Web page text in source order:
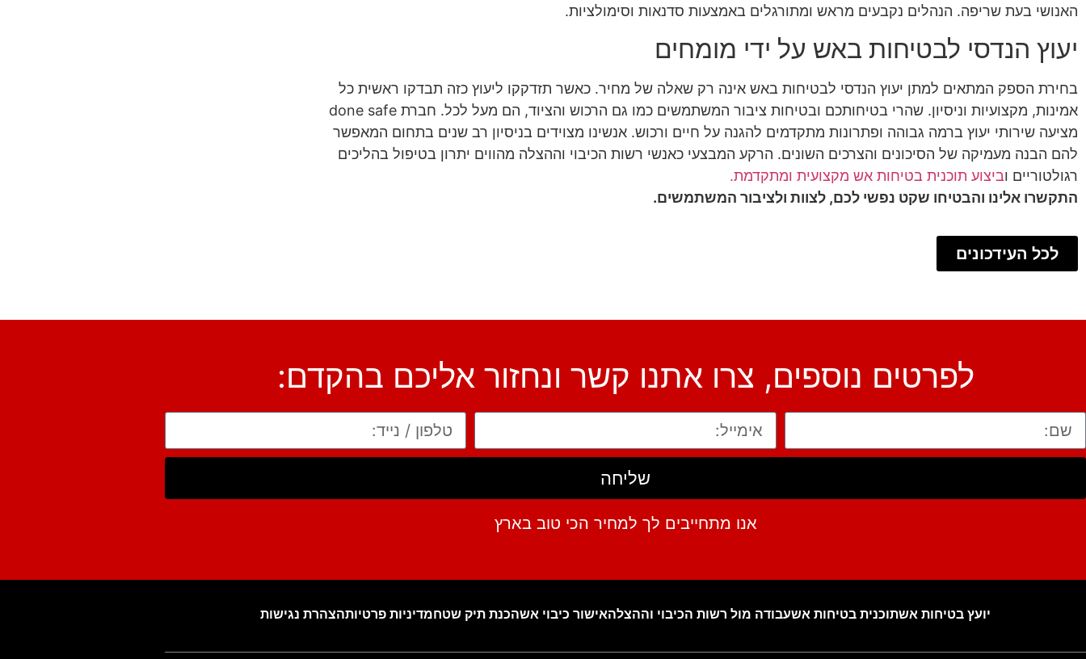
האנושי בעת שריפה. הנהלים נקבעים מראש ומתורגלים באמצעות סדנאות וסימולציות.
יעוץ הנדסי לבטיחות באש על ידי מומחים
בחירת הספק המתאים למתן יעוץ הנדסי לבטיחות באש אינה רק שאלה של מחיר. כאשר תזדקקו ליעוץ כזה תבדקו ראשית כל
אמינות, מקצועיות וניסיון. שהרי בטיחותכם ובטיחות ציבור המשתמשים כמו גם הרכוש והציוד, הם מעל לכל. חברת done safe
מציעה שירותי יעוץ ברמה גבוהה ופתרונות מתקדמים להגנה על חיים ורכוש. אנשינו מצוידים בניסיון רב שנים בתחום המאפשר
להם הבנה מעמיקה של הסיכונים והצרכים השונים. הרקע המבצעי כאנשי רשות הכיבוי וההצלה מהווים יתרון בטיפול בהליכים
רגולטוריים וביצוע תוכנית בטיחות אש מקצועית ומתקדמת.
התקשרו אלינו והבטיחו שקט נפשי לכם, לצוות ולציבור המשתמשים.
לכל העידכונים
לפרטים נוספים, צרו אתנו קשר ונחזור אליכם בהקדם:
שליחה
אנו מתחייבים לך למחיר הכי טוב בארץ
יועץ בטיחות אשתוכנית בטיחות אשעבודה מול רשות הכיבוי וההצלהאישור כיבוי אשהכנת תיק שטחמדיניות פרטיותהצהרת נגישות